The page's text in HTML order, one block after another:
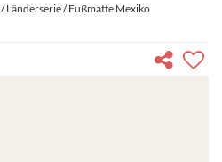
/Länderserie/ Fußmatte Mexiko